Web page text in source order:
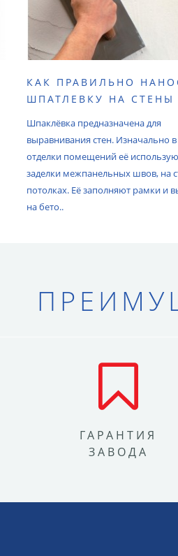
КАК ПРАВИЛЬНО
ШПАТЛЕВКУ НА СТЕНЫ
Шпаклёвка предназначена для
выравнивания стен. Изначально в
отделки помещений её
заделки межпанельных швов, на
потолках. Её заполняют рамки и
на бето..
ГАРАНТИЯ
ЗАВОДА